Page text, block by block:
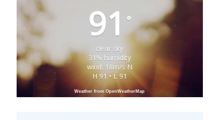
91 °
clear sky
31% humidity
wind: 18m/s N
H 91 • L 91
Weather from OpenWeatherMap